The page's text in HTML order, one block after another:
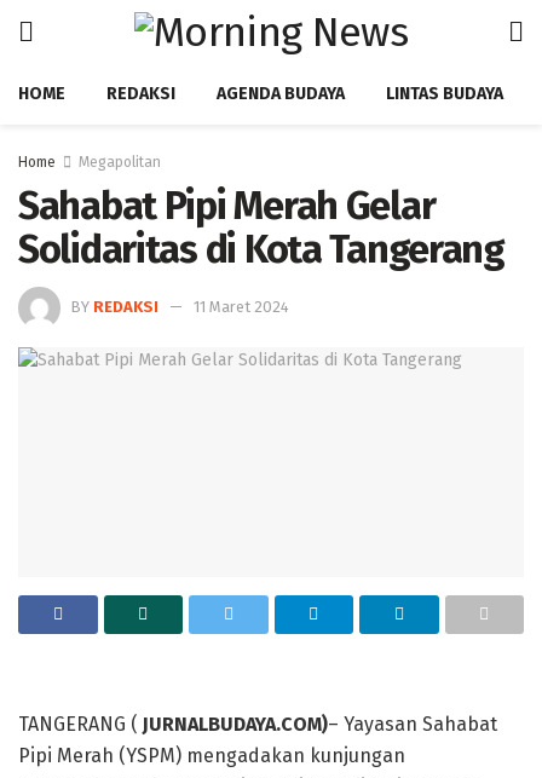
HOME REDAKSI AGENDA BUDAYA LINTAS BUDAYA
Home Megapolitan
Sahabat Pipi Merah Gelar
Solidaritas di Kota Tangerang
BY REDAKSI 11 Maret 2024
TANGERANG ( JURNALBUDAYA.COM)– Yayasan Sahabat
Pipi Merah (YSPM) mengadakan kunjungan